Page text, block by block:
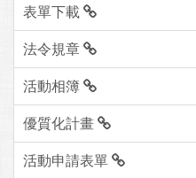
表單下載
法令規章
活動相簿
優質化計畫
活動申請表單